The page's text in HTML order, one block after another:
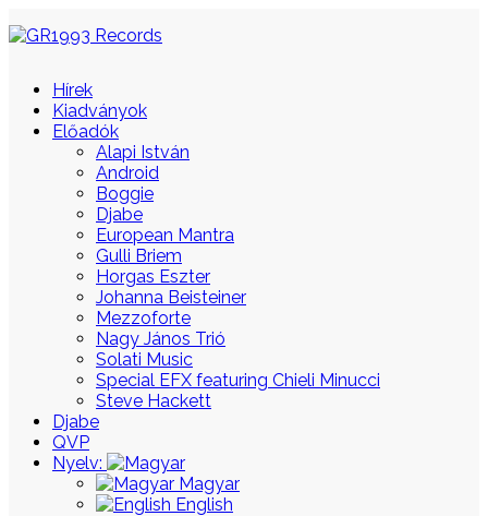
Hírek
Kiadványok
Előadók
Alapi István
Android
Boggie
Djabe
European Mantra
Gulli Briem
Horgas Eszter
Johanna Beisteiner
Mezzoforte
Nagy János Trió
Solati Music
Special EFX featuring Chieli Minucci
Steve Hackett
Djabe
QVP
Nyelv:
Magyar
English